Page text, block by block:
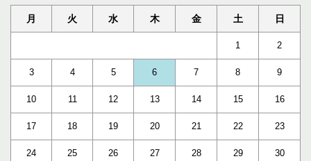
月 火 水 木 金 土 日
1 2
3 4 5 6 7 8 9
10 11 12 13 14 15 16
17 18 19 20 21 22 23
24 25 26 27 28 29 30